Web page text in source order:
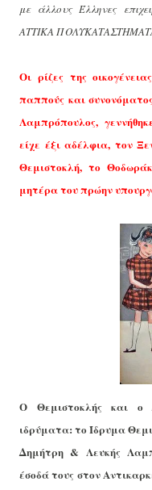
με άλλους Έλληνες
ΑΤΤΙΚΑ ΠΟΛΥΚΑΤΑΣΤΗΜΑΤΑ
Οι ρίζες της
παππούς και
Λαμπρόπουλος,
είχε έξι αδέλφια, τον
Θεμιστοκλή, το
μητέρα του πρώην
Ο Θεμιστοκλής και ο
ιδρύματα: το Ίδρυμα
Δημήτρη & Λευκής
έσοδά τους στον